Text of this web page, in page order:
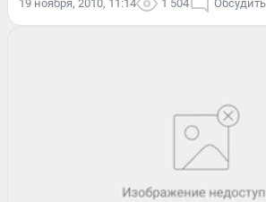
19 ноября, 2010, 11:14 1 504 Обсудить